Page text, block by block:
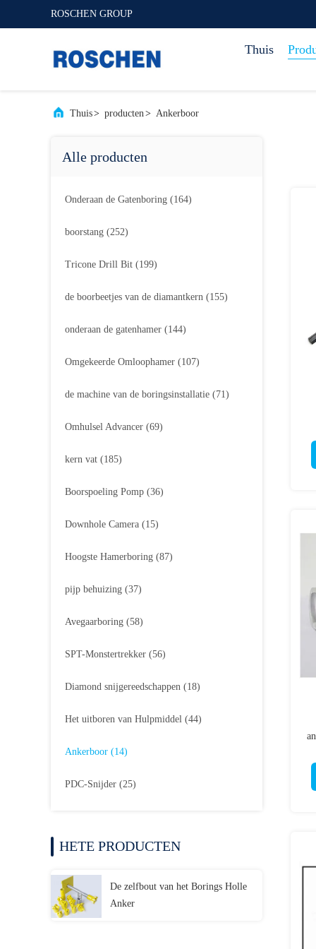
ROSCHEN GROUP
Thuis
Thuis> producten> Ankerboor
Alle producten
Onderaan de Gatenboring (164)
boorstang (252)
Tricone Drill Bit (199)
de boorbeetjes van de diamantkern (155)
onderaan de gatenhamer (144)
Omgekeerde Omloophamer (107)
de machine van de boringsinstallatie (71)
Omhulsel Advancer (69)
kern vat (185)
Boorspoeling Pomp (36)
Downhole Camera (15)
Hoogste Hamerboring (87)
pijp behuizing (37)
Avegaarboring (58)
SPT-Monstertrekker (56)
Diamond snijgereedschappen (18)
Het uitboren van Hulpmiddel (44)
Ankerboor (14)
PDC-Snijder (25)
HETE PRODUCTEN
De zelfbout van het Borings Holle
Anker